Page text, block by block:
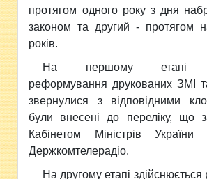
протягом одного року з дня
законом та другий - протягом
років.
На першому етапі
реформування друкованих ЗМІ
звернулися з відповідними
були внесені до переліку, що
Кабінетом Міністрів
Держкомтелерадіо.
На другому етапі